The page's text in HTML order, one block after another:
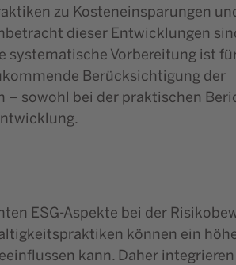
zu Kosteneinsparungen
dieser Entwicklungen
Vorbereitung ist
Berücksichtigung der
– sowohl bei der praktischen
ESG-Aspekte bei der
können ein
kann. Daher